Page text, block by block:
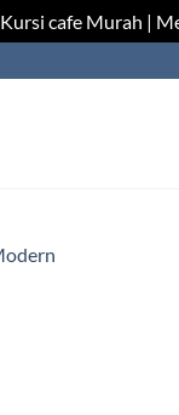
Kursi cafe Murah |